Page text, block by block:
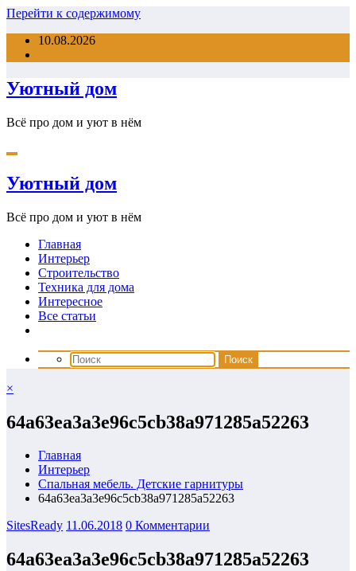
Перейти к содержимому
10.08.2026
Уютный дом
Всё про дом и уют в нём
Уютный дом
Всё про дом и уют в нём
Главная
Интерьер
Строительство
Техника для дома
Интересное
Все статьи
×
64a63ea3a3e96c5cb38a971285a52263
Главная
Интерьер
Спальная мебель. Детские гарнитуры
64a63ea3a3e96c5cb38a971285a52263
SitesReady 11.06.2018 0 Комментарии
64a63ea3a3e96c5cb38a971285a52263